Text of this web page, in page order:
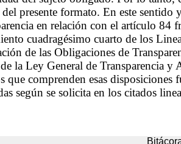
presente formato. En este
en relación con el artículo
cuadragésimo cuarto de los
de las Obligaciones de
la Ley General de Transparencia y
que comprenden esas
según se solicita en los citados